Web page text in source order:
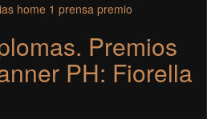
home 1 prensa premio
Premios
PH: Fiorella